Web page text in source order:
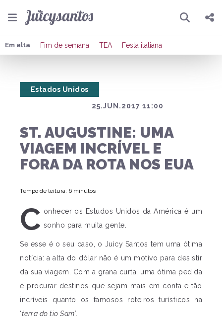
Pesquisar
Compartilhar
Publicar no X
Em alta Fim de semana TEA Festa italiana
25.JUN.2017 11:00
Estados Unidos
ST. AUGUSTINE: UMA
VIAGEM INCRÍVEL E
FORA DA ROTA NOS EUA
Tempo de leitura: 6 minutos
C onhecer os Estudos Unidos da América é um
sonho para muita gente.
Se esse é o seu caso, o Juicy Santos tem uma ótima
notícia: a alta do dólar não é um motivo para desistir
da sua viagem. Com a grana curta, uma ótima pedida
é procurar destinos que sejam mais em conta e tão
incríveis quanto os famosos roteiros turísticos na
‘terra do tio Sam’